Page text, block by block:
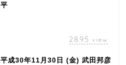
平
2895 view
平成30年11月30日 (金) 武田邦彦